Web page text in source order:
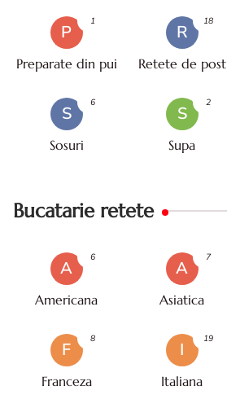
P
Preparate din pui
1
R
Retete de post
18
S
Sosuri
6
S
Supa
2
Bucatarie retete
A
Americana
6
A
Asiatica
7
F
Franceza
8
I
Italiana
19